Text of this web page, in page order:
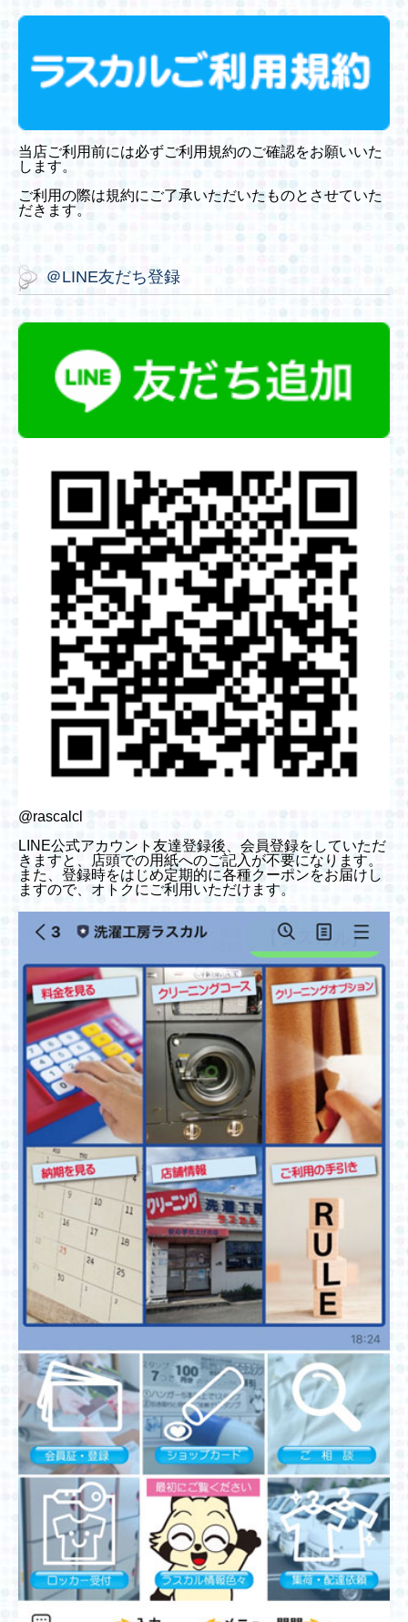
当店ご利用前には必ずご利用規約のご確認をお願いいた
します。
ご利用の際は規約にご了承いただいたものとさせていた
だきます。
＠LINE友だち登録
@rascalcl
LINE公式アカウント友達登録後、会員登録をしていただ
きますと、店頭での用紙へのご記入が不要になります。
また、登録時をはじめ定期的に各種クーポンをお届けし
ますので、オトクにご利用いただけます。